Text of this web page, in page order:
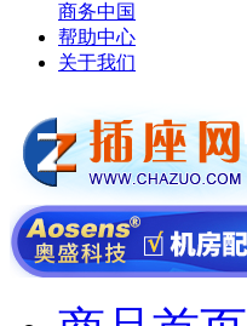
商务中国
帮助中心
关于我们